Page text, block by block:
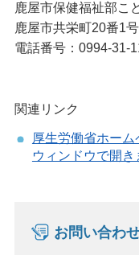
鹿屋市保健福祉部こ
鹿屋市共栄町20番1号
電話番号：0994-31-
関連リンク
厚生労働省ホー
ウィンドウで開き
お問い合わ